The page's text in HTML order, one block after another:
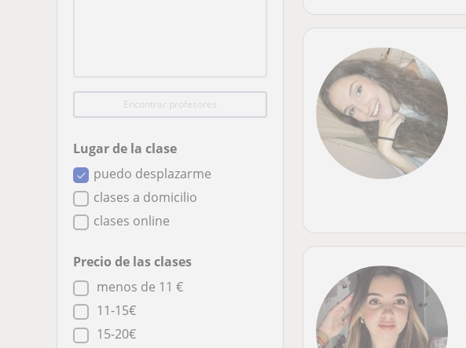
Encontrar profesores
Lugar de la clase
puedo desplazarme
clases a domicilio
clases online
Precio de las clases
menos de 11 €
11-15€
15-20€